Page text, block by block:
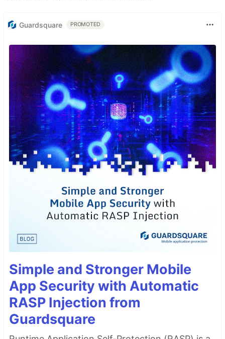
Guardsquare PROMOTED
Simple and Stronger Mobile
App Security with Automatic
RASP Injection from
Guardsquare